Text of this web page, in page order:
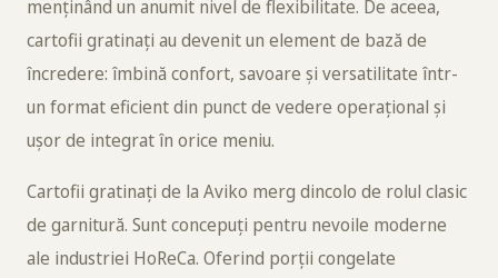
menținând un anumit nivel de flexibilitate. De aceea,
cartofii gratinați au devenit un element de bază de
încredere: îmbină confort, savoare și versatilitate într-
un format eficient din punct de vedere operațional și
ușor de integrat în orice meniu.
Cartofii gratinați de la Aviko merg dincolo de rolul clasic
de garnitură. Sunt concepuți pentru nevoile moderne
ale industriei HoReCa. Oferind porții congelate